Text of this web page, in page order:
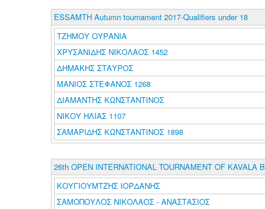
ESSAMTH Autumn tournament 2017-Qualifiers under 18
ΤΖΗΜΟΥ ΟΥΡΑΝΙΑ
ΧΡΥΣΑΝΙΔΗΣ ΝΙΚΟΛΑΟΣ 1452
ΔΗΜΑΚΗΣ ΣΤΑΥΡΟΣ
ΜΑΝΙΟΣ ΣΤΕΦΑΝΟΣ 1268
ΔΙΑΜΑΝΤΗΣ ΚΩΝΣΤΑΝΤΙΝΟΣ
ΝΙΚΟΥ ΗΛΙΑΣ 1107
ΣΑΜΑΡΙΔΗΣ ΚΩΝΣΤΑΝΤΙΝΟΣ 1898
26th OPEN INTERNATIONAL TOURNAMENT OF KAVALA B
ΚΟΥΓΙΟΥΜΤΖΗΣ ΙΟΡΔΑΝΗΣ
ΣΑΜΟΠΟΥΛΟΣ ΝΙΚΟΛΑΟΣ - ΑΝΑΣΤΑΣΙΟΣ